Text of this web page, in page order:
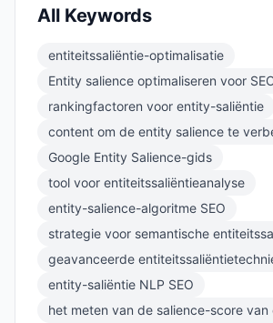
All Keywords
entiteitssaliëntie-optimalisatie
Entity salience optimaliseren voor
rankingfactoren voor entity-saliëntie
content om de entity salience te
Google Entity Salience-gids
tool voor entiteitssaliëntieanalyse
entity-salience-algoritme SEO
strategie voor semantische
geavanceerde
entity-saliëntie NLP SEO
het meten van de salience-score van